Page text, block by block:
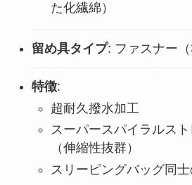
た化繊綿）
留め具タイプ: ファスナー（
特徴:
超耐久撥水加工
スーパースパイラルス
（伸縮性抜群）
スリーピングバッグ同